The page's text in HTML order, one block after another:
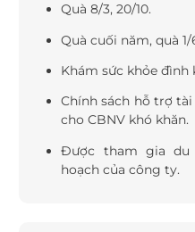
Quà 8/3, 20/10.
Quà cuối năm, quà
Khám sức khỏe đình
Chính sách hỗ trợ
cho CBNV khó khăn.
Được tham gia du
hoạch của công ty.